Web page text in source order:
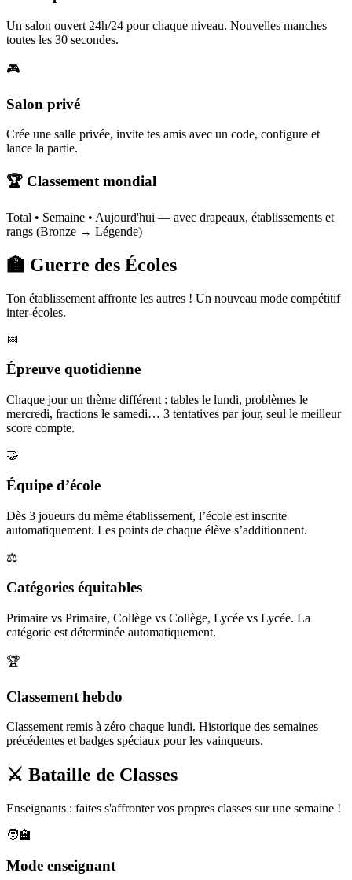
Un salon ouvert 24h/24 pour chaque niveau. Nouvelles manches
toutes les 30 secondes.
🎮
Salon privé
Crée une salle privée, invite tes amis avec un code, configure et
lance la partie.
🏆 Classement mondial
Total • Semaine • Aujourd'hui — avec drapeaux, établissements et
rangs (Bronze → Légende)
🏫 Guerre des Écoles
Ton établissement affronte les autres ! Un nouveau mode compétitif
inter-écoles.
📅
Épreuve quotidienne
Chaque jour un thème différent : tables le lundi, problèmes le
mercredi, fractions le samedi… 3 tentatives par jour, seul le meilleur
score compte.
🤝
Équipe d’école
Dès 3 joueurs du même établissement, l’école est inscrite
automatiquement. Les points de chaque élève s’additionnent.
⚖️
Catégories équitables
Primaire vs Primaire, Collège vs Collège, Lycée vs Lycée. La
catégorie est déterminée automatiquement.
🏆
Classement hebdo
Classement remis à zéro chaque lundi. Historique des semaines
précédentes et badges spéciaux pour les vainqueurs.
⚔️ Bataille de Classes
Enseignants : faites s'affronter vos propres classes sur une semaine !
🧑‍🏫
Mode enseignant